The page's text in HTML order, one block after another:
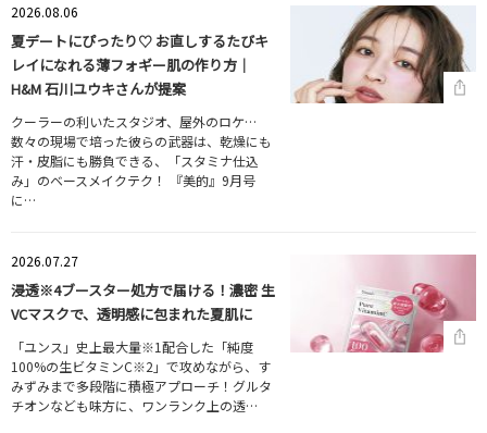
2026.08.06
夏デートにぴったり♡ お直しするたびキ
レイになれる薄フォギー肌の作り方｜
H&M 石川ユウキさんが提案
クーラーの利いたスタジオ、屋外のロケ…
数々の現場で培った彼らの武器は、乾燥にも
汗・皮脂にも勝負できる、「スタミナ仕込
み」のベースメイクテク！ 『美的』9月号
に…
2026.07.27
浸透※4ブースター処方で届ける！濃密 生
VCマスクで、透明感に包まれた夏肌に
「ユンス」史上最大量※1配合した「純度
100%の生ビタミンC※2」で攻めながら、す
みずみまで多段階に積極アプローチ！グルタ
チオンなども味方に、ワンランク上の透…